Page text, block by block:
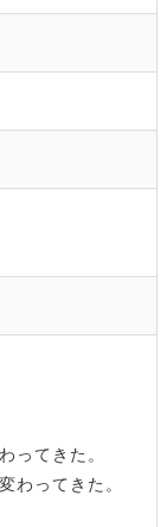
ってきた。
わってきた。